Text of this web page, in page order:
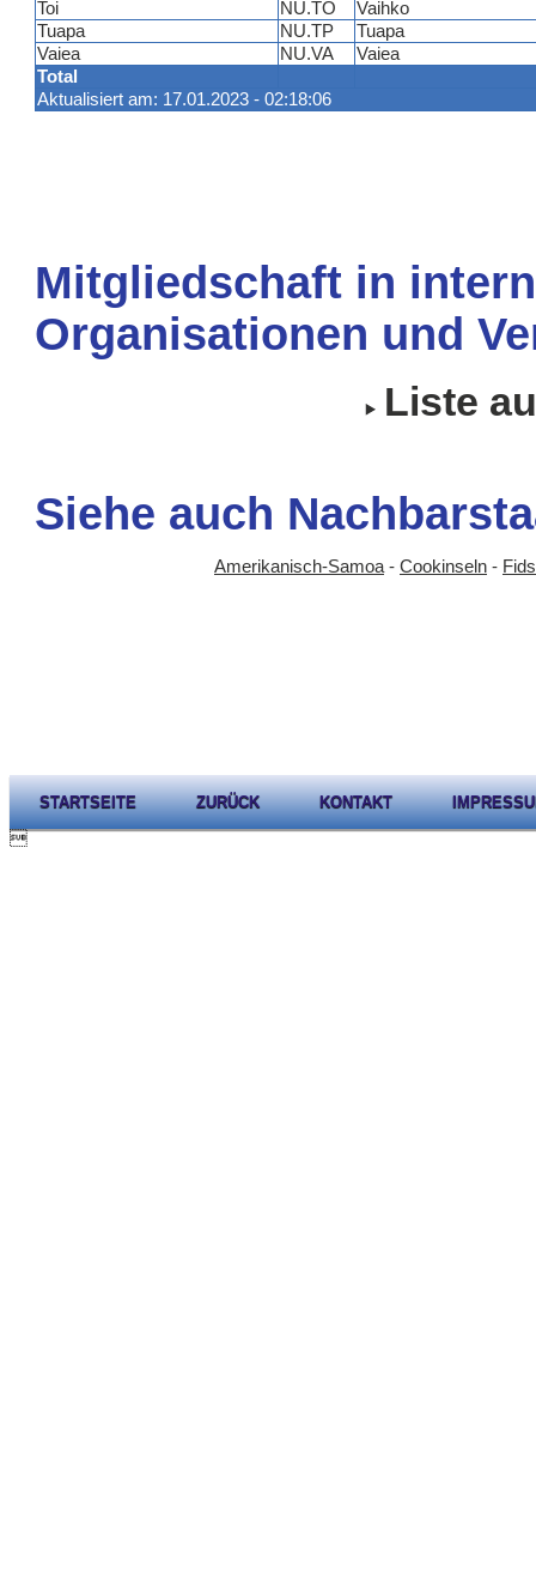
Total
Aktualisiert am: 17.01.2023 - 02:18:06
Toi NU.TO
Vaihko
Tuapa
NU.TP
Tuapa
Vaiea
NU.VA Vaiea
Mitgliedschaft in
Organisationen und
Liste
Siehe auch
Amerikanisch-Samoa- Cookinseln -
STARTSEITE ZURÜCK KONTAKT
